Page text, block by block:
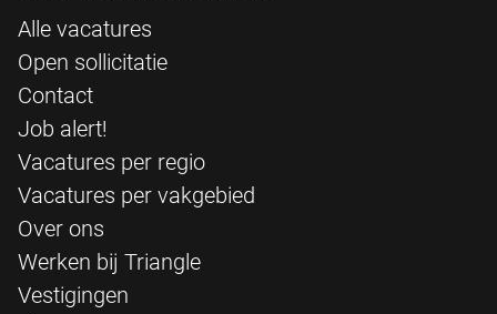
Alle vacatures
Open sollicitatie
Contact
Job alert!
Vacatures per regio
Vacatures per vakgebied
Over ons
Werken bij Triangle
Vestigingen